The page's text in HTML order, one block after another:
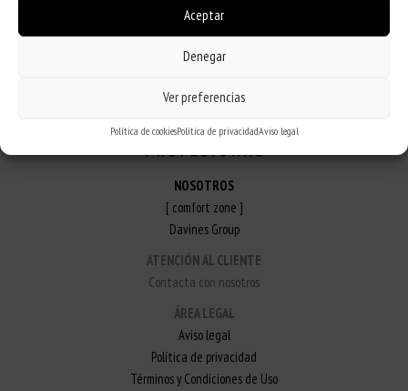
Aceptar
Denegar
Ver preferencias
Política de cookiesPolítica de privacidadAviso legal
REGÍSTRATE
NOSOTROS
[ comfort zone ]
Davines Group
ATENCIÓN AL CLIENTE
Contacta con nosotros
ÁREA LEGAL
Aviso legal
Política de privacidad
Términos y Condiciones de Uso